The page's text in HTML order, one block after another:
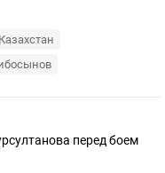
перед боем